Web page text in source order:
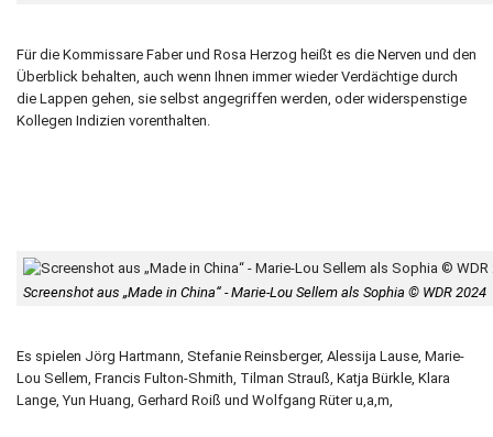
Für die Kommissare Faber und Rosa Herzog heißt es die Nerven und den
Überblick behalten, auch wenn Ihnen immer wieder Verdächtige durch
die Lappen gehen, sie selbst angegriffen werden, oder widerspenstige
Kollegen Indizien vorenthalten.
Screenshot aus „Made in China“ - Marie-Lou Sellem als Sophia © WDR 2024
Es spielen Jörg Hartmann, Stefanie Reinsberger, Alessija Lause, Marie-
Lou Sellem, Francis Fulton-Shmith, Tilman Strauß, Katja Bürkle, Klara
Lange, Yun Huang, Gerhard Roiß und Wolfgang Rüter u,a,m,